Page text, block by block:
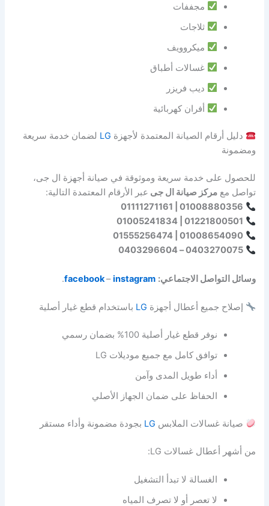
مجففات
ثلاجات
ميكروويف
غسالات أطباق
ديب فريزر
أفران كهربائية
دليل أرقام الصيانة المعتمدة لأجهزة LG لضمان خدمة سريعة
ومضمونة
للحصول على خدمة سريعة وموثوقة في صيانة أجهزة ال جى،
تواصل معمركز صيانة ال جى عبر الأرقام المعتمدة التالية:
01008880356 | 01111271161
01221800501 | 01005241834
01008654090 | 01555256474
0403270075 – 0403296604
وسائل التواصل الاجتماعي: facebook–instagram
.
إصلاح جميع أعطال أجهزة LG باستخدام قطع غيار أصلية
نوفر قطع غيار أصلية 100% بضمان رسمي
توافق كامل مع جميع موديلات LG
أداء طويل المدى وآمن
الحفاظ على ضمان الجهاز الأصلي
صيانة غسالات الملابس LG بجودة مضمونة وأداء مستقر
من أشهر أعطال غسالات LG:
الغسالة لا تبدأ التشغيل
لا تعصر أو لا تصرف المياه